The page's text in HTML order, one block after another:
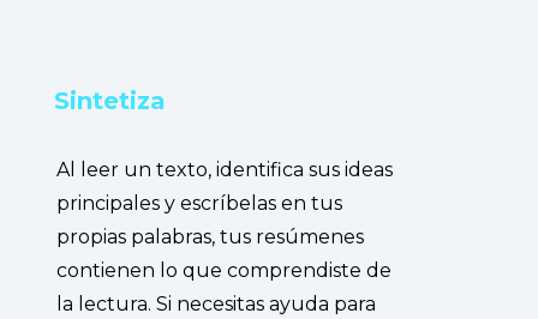
Sintetiza
Al leer un texto, identifica sus ideas
principales y escríbelas en tus
propias palabras, tus resúmenes
contienen lo que comprendiste de
la lectura. Si necesitas ayuda para